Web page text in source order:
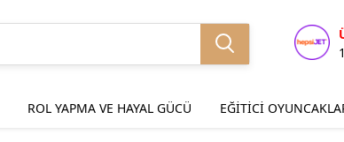
ROL YAPMA VE HAYAL GÜCÜ EĞİTİCİ